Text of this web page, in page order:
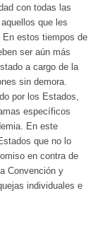
con todas las
que les
estos tiempos de
ser aún más
a cargo de la
sin demora.
por los Estados,
específicos
En este
que no lo
en contra de
Convención y
individuales e